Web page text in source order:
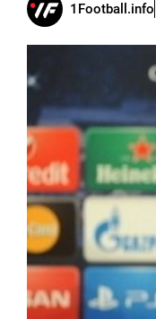
1Football.info